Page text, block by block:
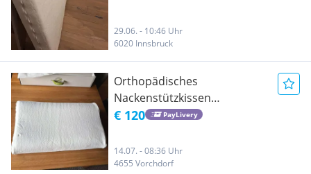
29.06. - 10:46 Uhr
6020 Innsbruck
Orthopädisches
Nackenstützkissen
100%Naturlatex
€ 120 PayLivery
14.07. - 08:36 Uhr
4655 Vorchdorf